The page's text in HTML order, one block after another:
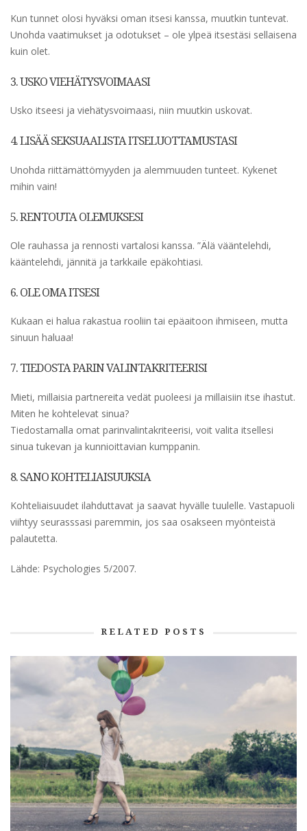
Kun tunnet olosi hyväksi oman itsesi kanssa, muutkin tuntevat.
Unohda vaatimukset ja odotukset – ole ylpeä itsestäsi sellaisena
kuin olet.
3. USKO VIEHÄTYSVOIMAASI
Usko itseesi ja viehätysvoimaasi, niin muutkin uskovat.
4. LISÄÄ SEKSUAALISTA ITSELUOTTAMUSTASI
Unohda riittämättömyyden ja alemmuuden tunteet. Kykenet
mihin vain!
5. RENTOUTA OLEMUKSESI
Ole rauhassa ja rennosti vartalosi kanssa. ”Älä vääntelehdi,
kääntelehdi, jännitä ja tarkkaile epäkohtiasi.
6. OLE OMA ITSESI
Kukaan ei halua rakastua rooliin tai epäaitoon ihmiseen, mutta
sinuun haluaa!
7. TIEDOSTA PARIN VALINTAKRITEERISI
Mieti, millaisia partnereita vedät puoleesi ja millaisiin itse ihastut.
Miten he kohtelevat sinua?
Tiedostamalla omat parinvalintakriteerisi, voit valita itsellesi
sinua tukevan ja kunnioittavian kumppanin.
8. SANO KOHTELIAISUUKSIA
Kohteliaisuudet ilahduttavat ja saavat hyvälle tuulelle. Vastapuoli
viihtyy seurasssasi paremmin, jos saa osakseen myönteistä
palautetta.
Lähde: Psychologies 5/2007.
RELATED POSTS